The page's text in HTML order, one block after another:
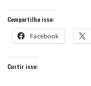
Compartilhe isso:
Facebook
Curtir isso: